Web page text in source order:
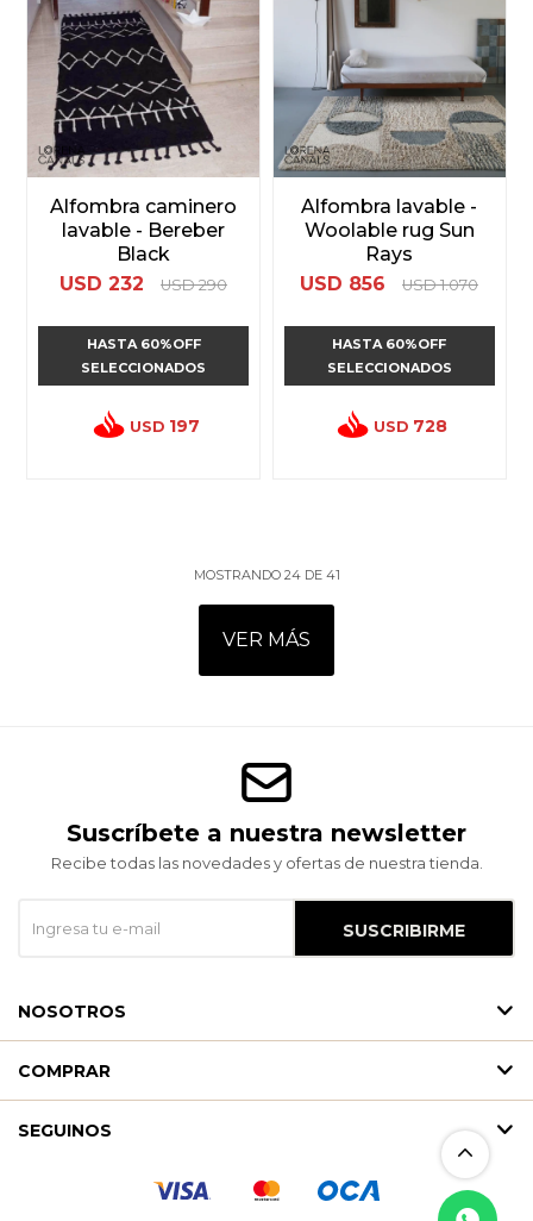
Alfombra caminero
lavable - Bereber
Black
USD 232 USD 290
HASTA 60%OFF
SELECCIONADOS
USD 197
Alfombra lavable -
Woolable rug Sun
Rays
USD 856 USD 1.070
HASTA 60%OFF
SELECCIONADOS
USD 728
MOSTRANDO 24DE 41
VER MÁS
Suscríbete a nuestra newsletter
Recibe todas las novedades y ofertas de nuestra tienda.
SUSCRIBIRME
NOSOTROS
COMPRAR
SEGUINOS